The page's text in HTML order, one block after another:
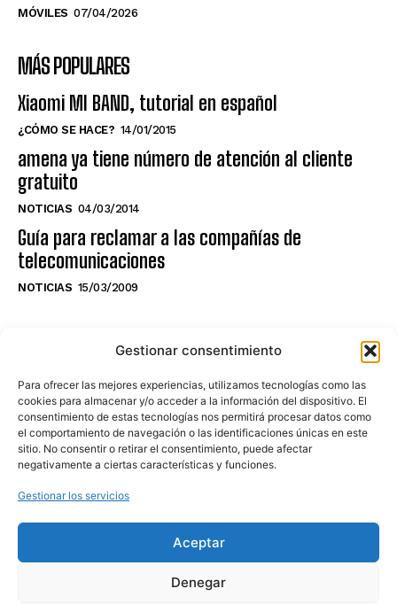
Gestionar consentimiento
Para ofrecer las mejores experiencias, utilizamos tecnologías como las
cookies para almacenar y/o acceder a la información del dispositivo. El
consentimiento de estas tecnologías nos permitirá procesar datos como
el comportamiento de navegación o las identificaciones únicas en este
sitio. No consentir o retirar el consentimiento, puede afectar
negativamente a ciertas características y funciones.
Gestionar los servicios
Aceptar
Denegar
MÓVILES 07/04/2026
MÁS POPULARES
Xiaomi MI BAND, tutorial en español
¿CÓMO SE HACE? 14/01/2015
amena ya tiene número de atención al cliente
gratuito
NOTICIAS 04/03/2014
Guía para reclamar a las compañías de
telecomunicaciones
NOTICIAS 15/03/2009
NO TE PIERDAS LO ÚLTIMO DEL CANAL
Haz clic en «Estoy de acuerdo» para
activar Youtube
POLÍTICA DE COOKIES